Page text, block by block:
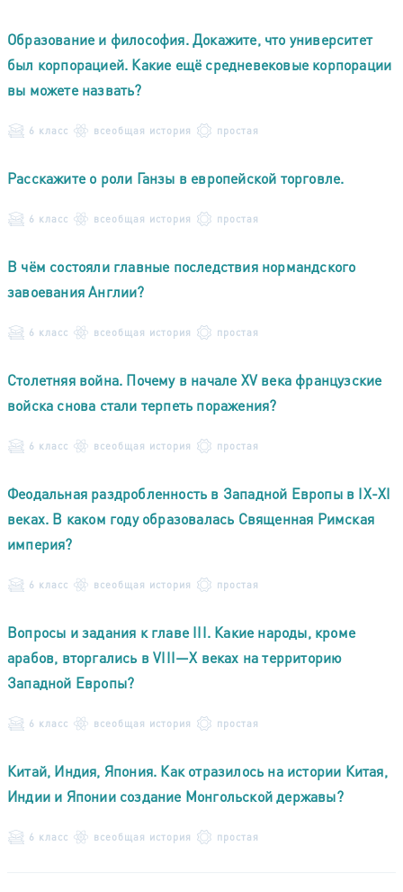
Образование и философия. Докажите, что университет
был корпорацией. Какие ещё средневековые корпорации
вы можете назвать?
6 класс всеобщая история простая
Расскажите о роли Ганзы в европейской торговле.
6 класс всеобщая история простая
В чём состояли главные последствия нормандского
завоевания Англии?
6 класс всеобщая история простая
Столетняя война. Почему в начале XV века французские
войска снова стали терпеть поражения?
6 класс всеобщая история простая
Феодальная раздробленность в Западной Европы в IX-XI
веках. В каком году образовалась Священная Римская
империя?
6 класс всеобщая история простая
Вопросы и задания к главе III. Какие народы, кроме
арабов, вторгались в VIII—X веках на территорию
Западной Европы?
6 класс всеобщая история простая
Китай, Индия, Япония. Как отразилось на истории Китая,
Индии и Японии создание Монгольской державы?
6 класс всеобщая история простая